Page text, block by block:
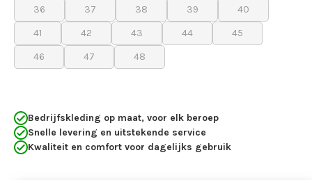
36 37 38 39
40
41
42 43 44
45
46
47 48
Bedrijfskleding op maat, voor elk beroep
Snelle levering en uitstekende service
Kwaliteit en comfort voor dagelijks gebruik